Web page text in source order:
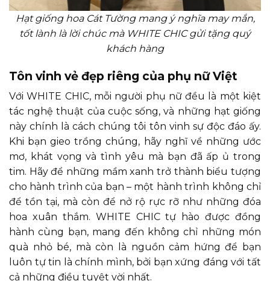
Hạt giống hoa Cát Tường mang ý nghĩa may mắn,
tốt lành là lời chúc mà WHITE CHIC gửi tặng quý
khách hàng
Tôn vinh vẻ đẹp riêng của phụ nữ Việt
Với WHITE CHIC, mỗi người phụ nữ đều là một kiệt
tác nghệ thuật của cuộc sống, và những hạt giống
này chính là cách chúng tôi tôn vinh sự độc đáo ấy.
Khi bạn gieo trồng chúng, hãy nghĩ về những ước
mơ, khát vọng và tình yêu mà bạn đã ấp ủ trong
tim. Hãy để những mầm xanh trở thành biểu tượng
cho hành trình của bạn – một hành trình không chỉ
để tồn tại, mà còn để nở rộ rực rỡ như những đóa
hoa xuân thắm. WHITE CHIC tự hào được đồng
hành cùng bạn, mang đến không chỉ những món
quà nhỏ bé, mà còn là nguồn cảm hứng để bạn
luôn tự tin là chính mình, bởi bạn xứng đáng với tất
cả những điều tuyệt vời nhất.